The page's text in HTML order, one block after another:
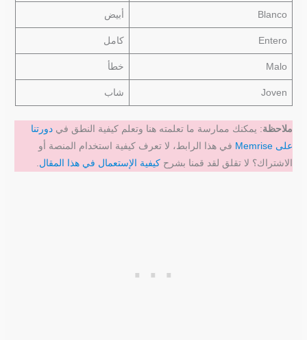
Blanco أبيض
Entero كامل
Malo خطأ
Joven شاب
ملاحظة: يمكنك ممارسة ما تعلمته هنا وتعلم كيفية النطق فيدورتنا
على Memrise
في هذا الرابط، لا تعرف كيفية استخدام المنصة أو
الاشتراك؟ لا تقلق لقد قمنا بشرحكيفية الإستعمال في هذا المقال